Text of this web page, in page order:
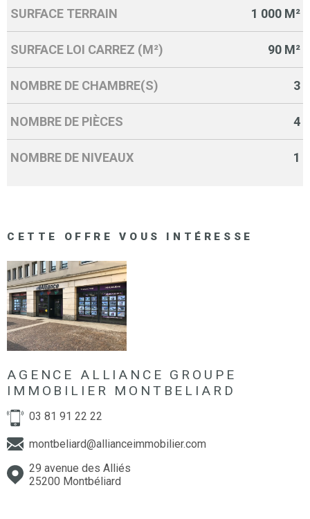
SURFACE TERRAIN 1 000 M²
SURFACE LOI CARREZ (M²) 90 M²
NOMBRE DE CHAMBRE(S) 3
NOMBRE DE PIÈCES 4
NOMBRE DE NIVEAUX 1
CETTE OFFRE VOUS INTÉRESSE
AGENCE ALLIANCE GROUPE
IMMOBILIER MONTBELIARD
03 81 91 22 22
montbeliard@allianceimmobilier.com
29 avenue des Alliés
25200 Montbéliard